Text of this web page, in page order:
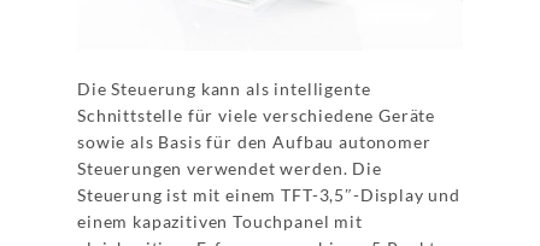
Die Steuerung kann als intelligente
Schnittstelle für viele verschiedene Geräte
sowie als Basis für den Aufbau autonomer
Steuerungen verwendet werden. Die
Steuerung ist mit einem TFT-3,5″-Display und
einem kapazitiven Touchpanel mit